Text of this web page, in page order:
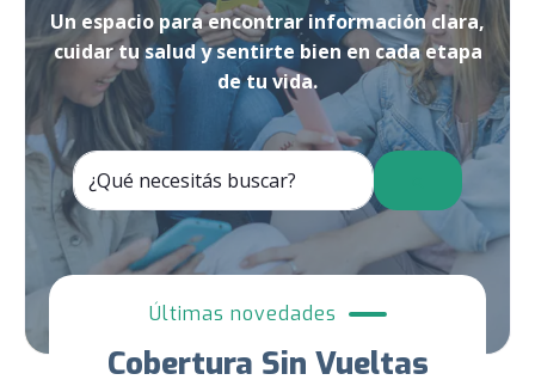
Un espacio para encontrar información clara,
cuidar tu salud y sentirte bien en cada etapa
de tu vida.
Esto es un campo de búsqueda con una función de texto
No hay sugerencias porque el campo de
Últimas novedades
Cobertura Sin Vueltas